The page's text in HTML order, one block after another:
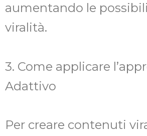
aumentando le
viralità.
3. Come applicare
Adattivo
Per creare contenuti